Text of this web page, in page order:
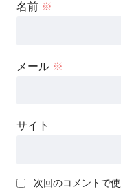
名前 ※
メール ※
サイト
次回のコメントで